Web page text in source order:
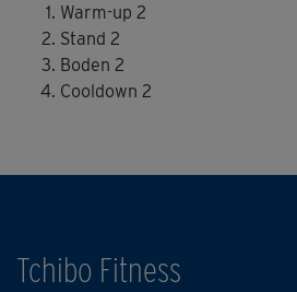
Warm-up 2
Stand 2
Boden 2
Cooldown 2
Tchibo Fitness